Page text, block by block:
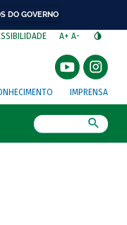
DO GOVERNO
A+ A-
IMPRENSA